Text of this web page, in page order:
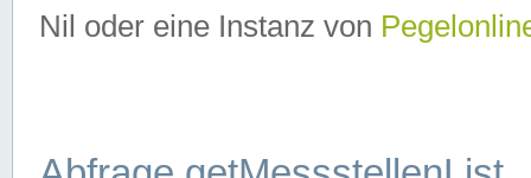
Nil oder eine Instanz von